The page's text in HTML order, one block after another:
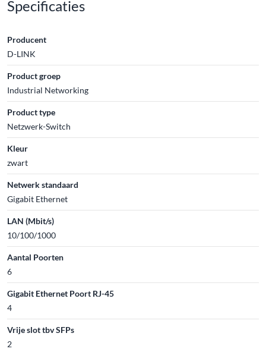
Specificaties
Producent
D-LINK
Product groep
Industrial Networking
Product type
Netzwerk-Switch
Kleur
zwart
Netwerk standaard
Gigabit Ethernet
LAN (Mbit/s)
10/100/1000
Aantal Poorten
6
Gigabit Ethernet Poort RJ-45
4
Vrije slot tbv SFPs
2